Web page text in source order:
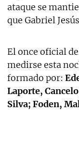
ataque se
que Gabriel
El once oficial
medirse esta
formado por:
Laporte,
Silva; Foden,